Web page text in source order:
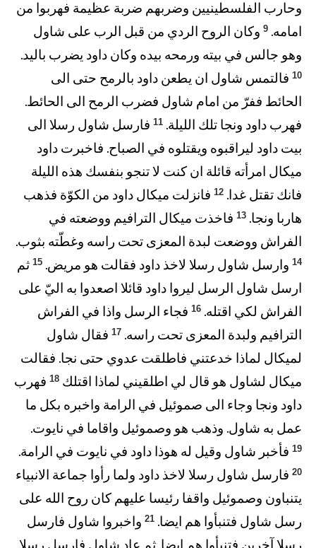
وحارب الفلسطينيين وضربهم ضربة عظيمة فهربوا من
امامه. 9 وكان الروح الردي من قبل الرب على شاول
وهو جالس في بيته ورمحه بيده وكان داود يضرب باليد.
10 فالتمس شاول ان يطعن داود بالرمح حتى الى
الحائط ففرّ من امام شاول فضرب الرمح الى الحائط.
فهرب داود ونجا تلك الليلة. 11 فارسل شاول رسلا الى
بيت داود ليراقبوه ويقتلوه في الصباح. فاخبرت داود
ميكال امرأته قائلة ان كنت لا تنجو بنفسك هذه الليلة
فانك تقتل غدا. 12 فانزلت ميكال داود من الكوّة فذهب
هاربا ونجا. 13 فاخذت ميكال الترافيم ووضعته في
الفراش ووضعت لبدة المعزى تحت راسه وغطّته بثوب.
14 وارسل شاول رسلا لاخذ داود فقالت هو مريض. 15 ثم
ارسل شاول الرسل ليروا داود قائلا اصعدوا به اليّ على
الفراش لكي اقتله. 16 فجاء الرسل واذا في الفراش
الترافيم ولبدة المعزى تحت راسه. 17 فقال شاول
لميكال لماذا خدعتني فاطلقت عدوي حتى نجا. فقالت
ميكال لشاول هو قال لي اطلقيني لماذا اقتلك 18 فهرب
داود ونجا وجاء الى صموئيل في الرامة واخبره بكل ما
عمل به شاول. وذهب هو وصموئيل واقاما في نايوت.
19 فأخبر شاول وقيل له هوذا داود في نايوت في الرامة.
20 فارسل شاول رسلا لاخذ داود ولما رأوا جماعة الانبياء
يتنباون وصموئيل واقفا رئيسا عليهم كان روح الله على
رسل شاول فتنبأوا هم ايضا. 21 واخبروا شاول فارسل